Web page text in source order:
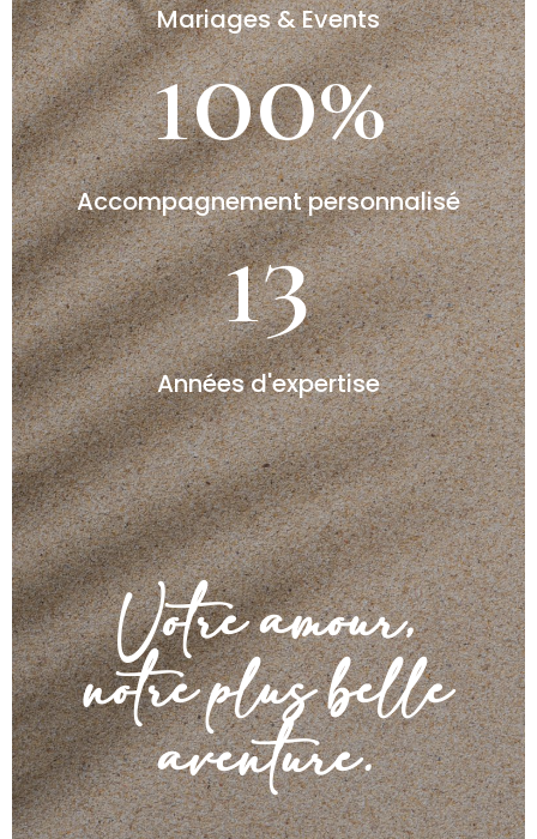
Mariages & Events
100%
Accompagnement personnalisé
13
Années d'expertise
Votre amour,
notre plus belle
aventure.